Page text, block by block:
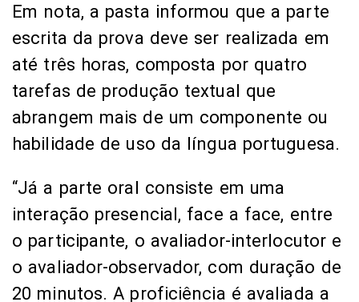
Em nota, a pasta informou que a parte
escrita da prova deve ser realizada em
até três horas, composta por quatro
tarefas de produção textual que
abrangem mais de um componente ou
habilidade de uso da língua portuguesa.
“Já a parte oral consiste em uma
interação presencial, face a face, entre
o participante, o avaliador-interlocutor e
o avaliador-observador, com duração de
20 minutos. A proficiência é avaliada a